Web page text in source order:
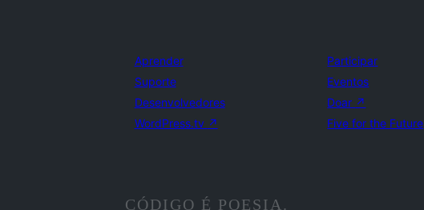
Aprender
Suporte
Desenvolvedores
WordPress.tv ↗
Participar
Eventos
Doar ↗
Five for the Future
CÓDIGO É POESIA.